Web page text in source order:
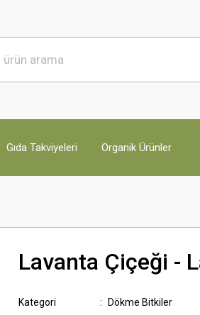
Gıda Takviyeleri Organik Ürünler
Lavanta Çiçeği -
Kategori
Dökme Bitkiler